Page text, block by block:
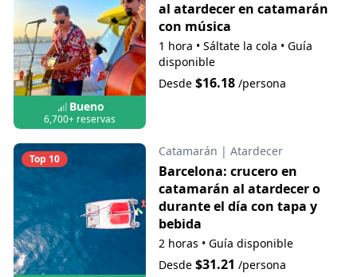
Bueno
6,700+ reservas
al atardecer en catamarán
con música
1 hora • Sáltate la cola • Guía
disponible
Desde $16.18/persona
Top 10
Catamarán | Atardecer
Barcelona: crucero en
catamarán al atardecer o
durante el día con tapa y
bebida
2 horas • Guía disponible
Desde $31.21 /persona